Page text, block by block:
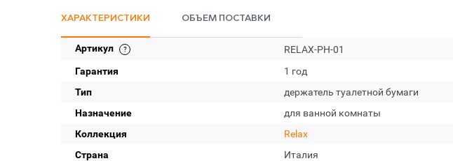
ХАРАКТЕРИСТИКИ ОБЪЕМ ПОСТАВКИ
Артикул
RELAX-PH-01
Гарантия
1 год
Тип
держатель туалетной бумаги
Назначение
для ванной комнаты
Коллекция
Relax
Страна
Италия